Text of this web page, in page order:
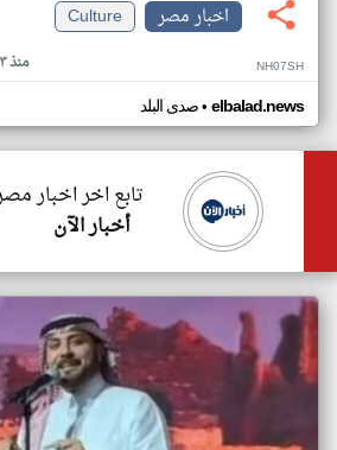
اخبار مصر
Culture
منذ ٣ ساعات NH07SH
صدى البلد• elbalad.news
تابع اخر اخبار
أخبار الآن